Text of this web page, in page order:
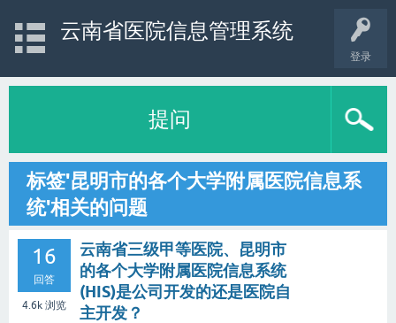
登录
云南省医院信息管理系统
提问
标签'昆明市的各个大学附属医院信息系
统'相关的问题
16
回答
4.6k 浏览
云南省三级甲等医院、昆明市
的各个大学附属医院信息系统
(HIS)是公司开发的还是医院自
主开发？